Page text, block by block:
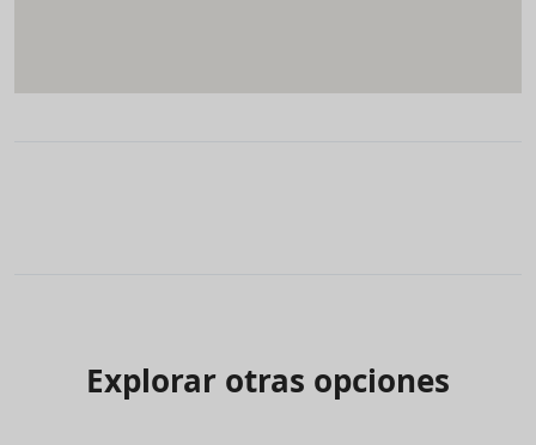
Explorar otras opciones